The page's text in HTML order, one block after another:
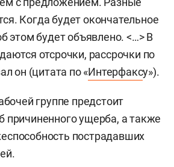
Когда будет окончательное
этом будет объявлено. <…> В
отсрочки, рассрочки по
он (цитата по «Интерфаксу»).
группе предстоит
причиненного ущерба, а также
пострадавших